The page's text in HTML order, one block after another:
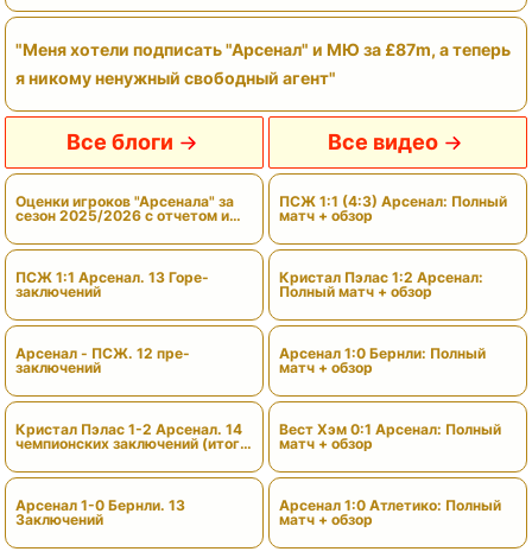
"Меня хотели подписать "Арсенал" и МЮ за £87m, а теперь
я никому ненужный свободный агент"
Все блоги
Оценки игроков "Арсенала" за
сезон 2025/2026 с отчетом и
ПСЖ 1:1 Арсенал. 13 Горе-
заключений
Арсенал - ПСЖ. 12 пре-
заключений
Кристал Пэлас 1-2 Арсенал. 14
чемпионских заключений (итоги
Арсенал 1-0 Бернли. 13
Заключений
Все видео
ПСЖ 1:1 (4:3) Арсенал: Полный
матч + обзор
Кристал Пэлас 1:2 Арсенал:
Полный матч + обзор
Арсенал 1:0 Бернли: Полный
матч + обзор
Вест Хэм 0:1 Арсенал: Полный
матч + обзор
Арсенал 1:0 Атлетико: Полный
матч + обзор